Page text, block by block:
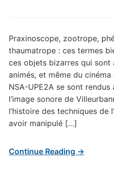
Praxinoscope, zootrope,
thaumatrope : ces termes
ces objets bizarres qui sont
animés, et même du
NSA-UPE2A se sont
l’image sonore de
l’histoire des techniques de
avoir manipulé […]
Continue Reading →